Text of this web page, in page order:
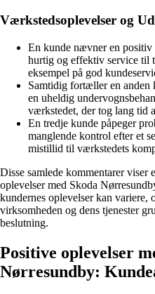
Værkstedsoplevelser og
En kunde nævner en positiv
hurtig og effektiv service til
eksempel på god
Samtidig fortæller en anden
en uheldig
værkstedet, der tog lang tid
En tredje kunde påpeger
manglende kontrol efter et
mistillid til værkstedets
Disse samlede kommentarer
oplevelser med Skoda
kundernes oplevelser kan variere,
virksomheden og dens tjenester
beslutning.
Positive oplevelser
Nørresundby: